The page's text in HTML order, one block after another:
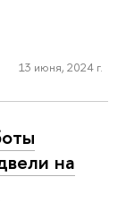
13 июня, 2024 г.
на